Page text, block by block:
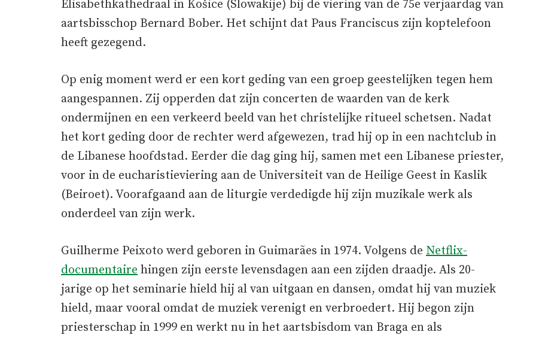
Elisabethkathedraal in Košice (Slowakije) bij de viering van de 75e verjaardag van
aartsbisschop Bernard Bober. Het schijnt dat Paus Franciscus zijn koptelefoon
heeft gezegend.
Op enig moment werd er een kort geding van een groep geestelijken tegen hem
aangespannen. Zij opperden dat zijn concerten de waarden van de kerk
ondermijnen en een verkeerd beeld van het christelijke ritueel schetsen. Nadat
het kort geding door de rechter werd afgewezen, trad hij op in een nachtclub in
de Libanese hoofdstad. Eerder die dag ging hij, samen met een Libanese priester,
voor in de eucharistieviering aan de Universiteit van de Heilige Geest in Kaslik
(Beiroet). Voorafgaand aan de liturgie verdedigde hij zijn muzikale werk als
onderdeel van zijn werk.
Guilherme Peixoto werd geboren in Guimarães in 1974. Volgens de Netflix-
documentaire hingen zijn eerste levensdagen aan een zijden draadje. Als 20-
jarige op het seminarie hield hij al van uitgaan en dansen, omdat hij van muziek
hield, maar vooral omdat de muziek verenigt en verbroedert. Hij begon zijn
priesterschap in 1999 en werkt nu in het aartsbisdom van Braga en als